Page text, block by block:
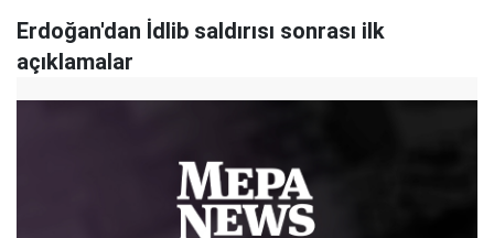
Erdoğan'dan İdlib saldırısı sonrası ilk
açıklamalar